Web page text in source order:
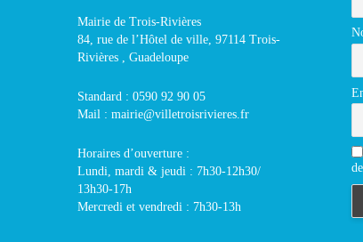
Mairie de Trois-Rivières
84, rue de l’Hôtel de ville, 97114 Trois-
Rivières , Guadeloupe
Standard : 0590 92 90 05
Mail : mairie@villetroisrivieres.fr
Horaires d’ouverture :
Lundi, mardi & jeudi : 7h30-12h30/
13h30-17h
Mercredi et vendredi : 7h30-13h